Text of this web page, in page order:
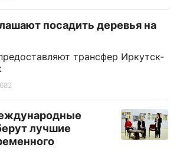
посадить деревья на
трансфер Иркутск-
лучшие